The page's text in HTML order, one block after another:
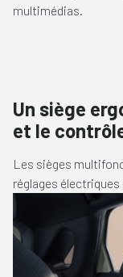
multimédias.
Un siège
et le
Les sièges
réglages